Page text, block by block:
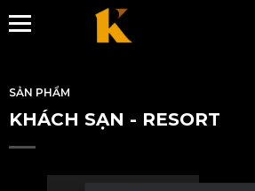
SẢN PHẨM
KHÁCH SẠN - RESORT